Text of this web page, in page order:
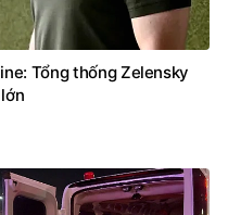
Tổng thống Zelensky